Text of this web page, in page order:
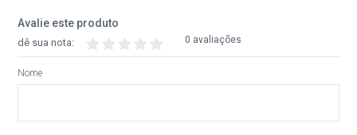
Fio Cisne Super Bebe 500G
Cor 6010
Fio Cisne Super Bebe 500G
Avalie este produto
0 avaliações
dê sua nota:
Nome